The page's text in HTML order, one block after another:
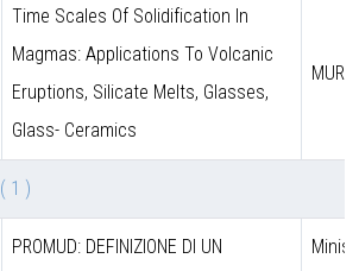
Time Scales Of Solidification In
Magmas: Applications To Volcanic
Eruptions, Silicate Melts, Glasses,
Glass- Ceramics
MUR
( 1 )
PROMUD: DEFINIZIONE DI UN